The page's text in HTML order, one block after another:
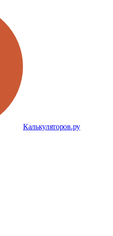
Калькуляторов.ру